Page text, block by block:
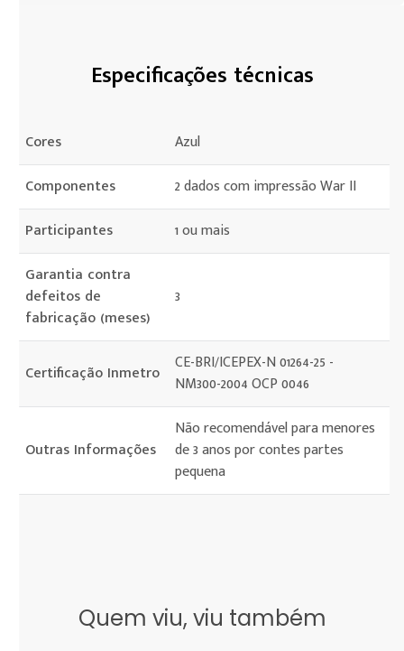
Especificações técnicas
Cores
Azul
Componentes
2 dados com impressão War II
Participantes
1 ou mais
Garantia contra
defeitos de
fabricação (meses)
3
Certificação Inmetro
CE-BRI/ICEPEX-N 01264-25 -
NM300-2004 OCP 0046
Outras Informações
Não recomendável para menores
de 3 anos por contes partes
pequena
Quem viu, viu também